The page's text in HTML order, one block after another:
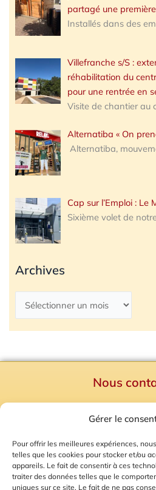
Gérer le
Pour offrir les meilleures expériences,
telles que les cookies pour stocker et/ou
appareils. Le fait de consentir à ces
traiter des données telles que le
uniques sur ce site. Le fait de ne pas
partagé une
Installés dans des
Villefranche s/S :
réhabilitation du
pour une rentrée en
Visite de chantier au
Alternatiba « On
Alternatiba,
Cap sur l’Emploi : Le
Sixième volet de
Archives
Nous
Mentions Légales
Gestion des